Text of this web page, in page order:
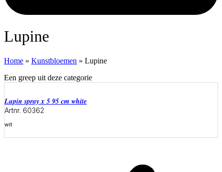
Lupine
Home » Kunstbloemen » Lupine
Een greep uit deze categorie
lupin spray x 5 95 cm white
Artnr. 60362
wit